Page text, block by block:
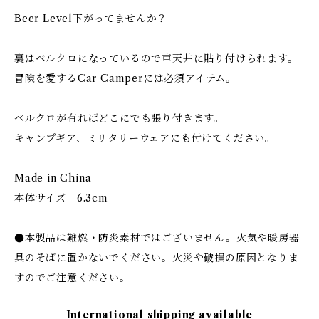
Beer Level下がってませんか？
裏はベルクロになっているので車天井に貼り付けられます。
冒険を愛するCar Camperには必須アイテム。
ベルクロが有ればどこにでも張り付きます。
キャンプギア、ミリタリーウェアにも付けてください。
Made in China
本体サイズ 6.3cm
●本製品は難燃・防炎素材ではございません。火気や暖房器
具のそばに置かないでください。火災や破損の原因となりま
すのでご注意ください。
International shipping available